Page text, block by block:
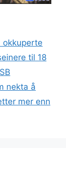
okkuperte
til 18
nekta å
mer enn